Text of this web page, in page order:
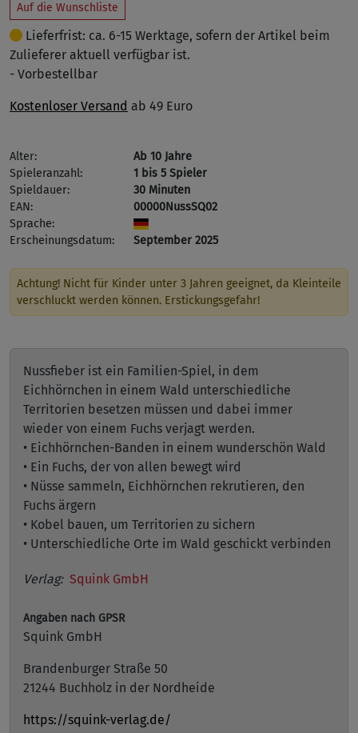
Auf die Wunschliste
Lieferfrist: ca. 6-15 Werktage, sofern der Artikel beim
Zulieferer aktuell verfügbar ist.
- Vorbestellbar
Kostenloser Versand ab 49 Euro
Alter:
Ab 10 Jahre
Spieleranzahl:
1 bis 5 Spieler
Spieldauer:
30 Minuten
EAN:
00000NussSQ02
Sprache:
Erscheinungsdatum:
September 2025
Achtung! Nicht für Kinder unter 3 Jahren geeignet, da Kleinteile
verschluckt werden können. Erstickungsgefahr!
Nussfieber ist ein Familien-Spiel, in dem
Eichhörnchen in einem Wald unterschiedliche
Territorien besetzen müssen und dabei immer
wieder von einem Fuchs verjagt werden.
• Eichhörnchen-Banden in einem wunderschön Wald
• Ein Fuchs, der von allen bewegt wird
• Nüsse sammeln, Eichhörnchen rekrutieren, den
Fuchs ärgern
• Kobel bauen, um Territorien zu sichern
• Unterschiedliche Orte im Wald geschickt verbinden
Verlag: Squink GmbH
Angaben nach GPSR
Squink GmbH
Brandenburger Straße 50
21244 Buchholz in der Nordheide
https://squink-verlag.de/